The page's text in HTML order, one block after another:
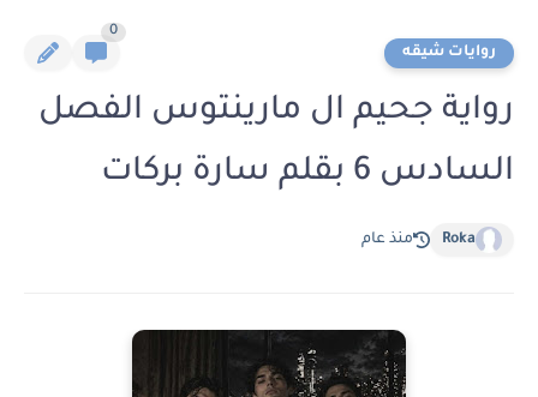
روايات شيقه
0
رواية جحيم ال مارينتوس الفصل
السادس 6 بقلم سارة بركات
Roka منذ عام